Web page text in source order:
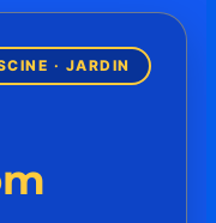
· JARDIN